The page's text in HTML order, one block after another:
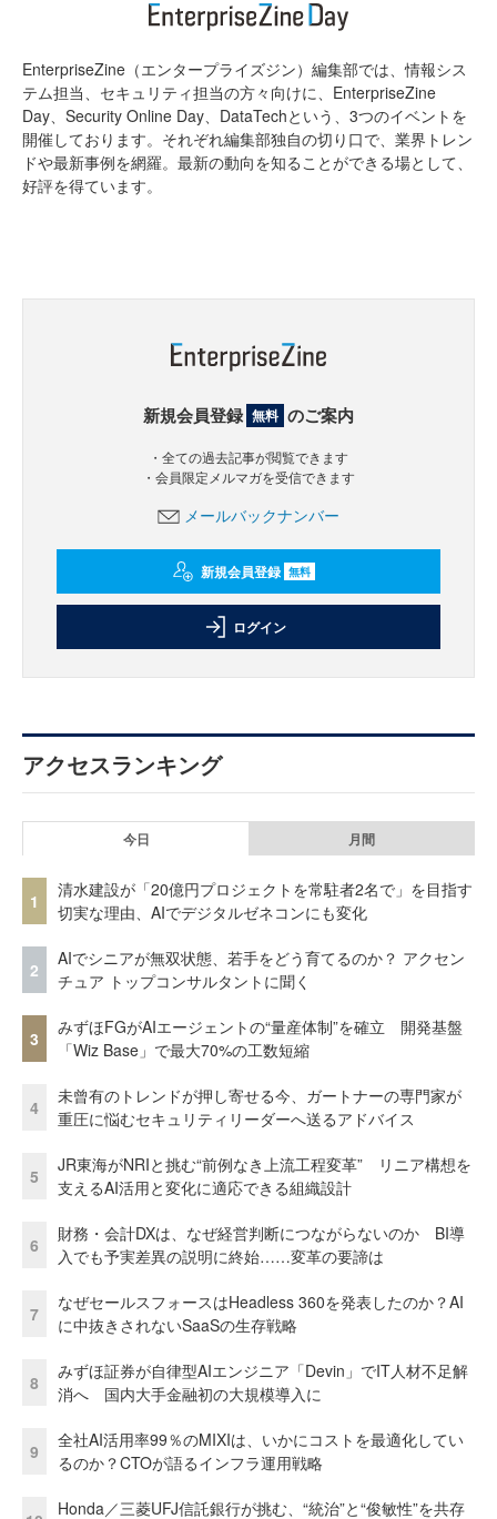
EnterpriseZine（エンタープライズジン）編集部では、情報シス
テム担当、セキュリティ担当の方々向けに、EnterpriseZine
Day、Security Online Day、DataTechという、3つのイベントを
開催しております。それぞれ編集部独自の切り口で、業界トレン
ドや最新事例を網羅。最新の動向を知ることができる場として、
好評を得ています。
新規会員登録 無料 のご案内
・全ての過去記事が閲覧できます
・会員限定メルマガを受信できます
メールバックナンバー
新規会員登録 無料
ログイン
アクセスランキング
今日 月間
1
清水建設が「20億円プロジェクトを常駐者2名で」を目指す
切実な理由、AIでデジタルゼネコンにも変化
2
AIでシニアが無双状態、若手をどう育てるのか？ アクセン
チュア トップコンサルタントに聞く
3
みずほFGがAIエージェントの“量産体制”を確立 開発基盤
「Wiz Base」で最大70%の工数短縮
4
未曾有のトレンドが押し寄せる今、ガートナーの専門家が
重圧に悩むセキュリティリーダーへ送るアドバイス
5
JR東海がNRIと挑む“前例なき上流工程変革” リニア構想を
支えるAI活用と変化に適応できる組織設計
6
財務・会計DXは、なぜ経営判断につながらないのか BI導
入でも予実差異の説明に終始……変革の要諦は
7
なぜセールスフォースはHeadless 360を発表したのか？AI
に中抜きされないSaaSの生存戦略
8
みずほ証券が自律型AIエンジニア「Devin」でIT人材不足解
消へ 国内大手金融初の大規模導入に
9
全社AI活用率99％のMIXIは、いかにコストを最適化してい
るのか？CTOが語るインフラ運用戦略
Honda／三菱UFJ信託銀行が挑む、“統治”と“俊敏性”を共存